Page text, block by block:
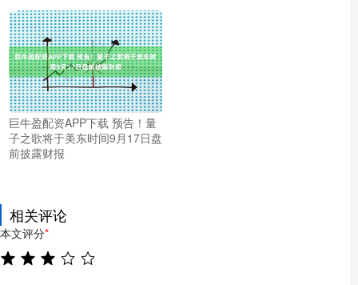
巨牛盈配资APP下载 预告！量
子之歌将于美东时间9月17日盘
前披露财报
相关评论
本文评分*